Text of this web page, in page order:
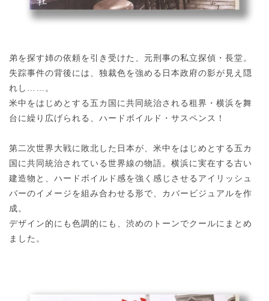
弟を探す姉の依頼を引き受けた、元刑事の私立探偵・長堂。
失踪事件の背後には、独裁色を強める日本政府の影が見え隠
れし……。
米中をはじめとする五カ国に共同統治される租界・横浜を舞
台に繰り広げられる、ハードボイルド・サスペンス！
第二次世界大戦に敗北した日本が、米中をはじめとする五カ
国に共同統治されている世界線の物語。横浜に実在する古い
建造物と、ハードボイルド感を強く感じさせるアイリッシュ
バーのイメージを組み合わせる形で、カバービジュアルを作
成。
デザイン的にも色調的にも、渋めのトーンでクールにまとめ
ました。